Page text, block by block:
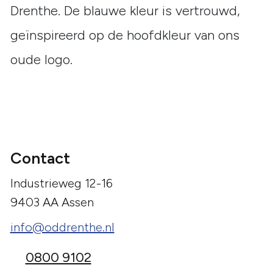
Drenthe. De blauwe kleur is vertrouwd,
geïnspireerd op de hoofdkleur van ons
oude logo.
Contact
Industrieweg 12-16
9403 AA Assen
info@oddrenthe.nl
0800 9102